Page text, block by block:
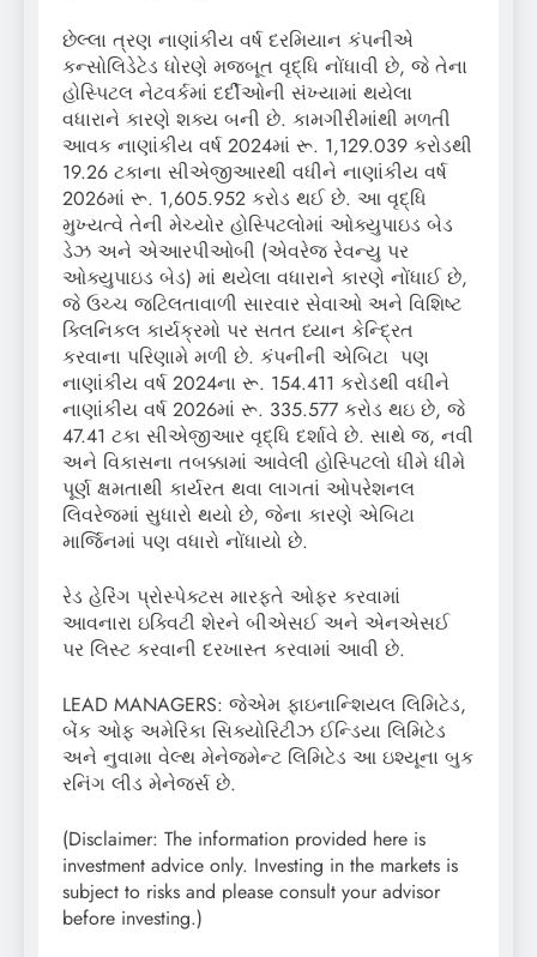
છેલ્લા ત્રણ નાણાંકીય વર્ષ દરમિયાન કંપનીએ
કન્સોલિડેટેડ ધોરણે મજબૂત વૃદ્ધિ નોંધાવી છે, જે તેના
હોસ્પિટલ નેટવર્કમાં દર્દીઓની સંખ્યામાં થયેલા
વધારાને કારણે શક્ય બની છે. કામગીરીમાંથી મળતી
આવક નાણાંકીય વર્ષ 2024માં રૂ. 1,129.039 કરોડથી
19.26 ટકાના સીએજીઆરથી વધીને નાણાંકીય વર્ષ
2026માં રૂ. 1,605.952 કરોડ થઈ છે. આ વૃદ્ધિ
મુખ્યત્વે તેની મેચ્યોર હોસ્પિટલોમાં ઓક્યુપાઇડ બેડ
ડેઝ અને એઆરપીઓબી (એવરેજ રેવન્યુ પર
ઓક્યુપાઇડ બેડ) માં થયેલા વધારાને કારણે નોંધાઈ છે,
જે ઉચ્ચ જટિલતાવાળી સારવાર સેવાઓ અને વિશિષ્ટ
ક્લિનિકલ કાર્યક્રમો પર સતત ધ્યાન કેન્દ્રિત
કરવાના પરિણામે મળી છે. કંપનીની એબિટા પણ
નાણાંકીય વર્ષ 2024ના રૂ. 154.411 કરોડથી વધીને
નાણાંકીય વર્ષ 2026માં રૂ. 335.577 કરોડ થઇ છે, જે
47.41 ટકા સીએજીઆર વૃદ્ધિ દર્શાવે છે. સાથે જ, નવી
અને વિકાસના તબક્કામાં આવેલી હોસ્પિટલો ધીમે ધીમે
પૂર્ણ ક્ષમતાથી કાર્યરત થવા લાગતાં ઓપરેશનલ
લિવરેજમાં સુધારો થયો છે, જેના કારણે એબિટા
માર્જિનમાં પણ વધારો નોંધાયો છે.
રેડ હેરિંગ પ્રોસ્પેક્ટસ મારફતે ઓફર કરવામાં
આવનારા ઇક્વિટી શેરને બીએસઈ અને એનએસઈ
પર લિસ્ટ કરવાની દરખાસ્ત કરવામાં આવી છે.
LEAD MANAGERS: જેએમ ફાઇનાન્શિયલ લિમિટેડ,
બેંક ઓફ અમેરિકા સિક્યોરિટીઝ ઈન્ડિયા લિમિટેડ
અને નુવામા વેલ્થ મેનેજમેન્ટ લિમિટેડ આ ઇશ્યૂના બુક
રનિંગ લીડ મેનેજર્સ છે.
(Disclaimer: The information provided here is
investment advice only. Investing in the markets is
subject to risks and please consult your advisor
before investing.)